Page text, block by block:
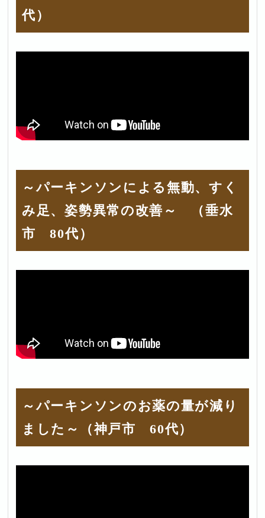
代）
～パーキンソンによる無動、すく
み足、姿勢異常の改善～ （垂水
市 80代）
～パーキンソンのお薬の量が減り
ました～（神戸市 60代）